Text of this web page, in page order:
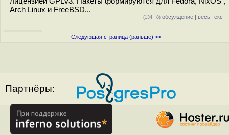
Arch Linux и FreeBSD...
(134 +8) обсуждение | весь текст
Следующая страница (раньше) >>
Партнёры: